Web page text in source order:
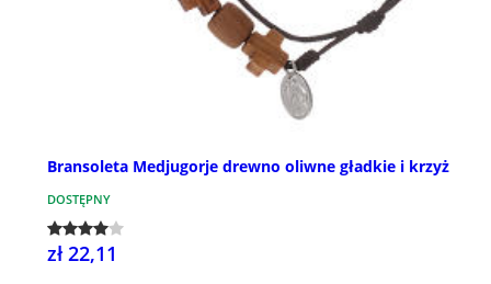
Bransoleta Medjugorje drewno oliwne gładkie i krzyż
DOSTĘPNY
zł 22,11